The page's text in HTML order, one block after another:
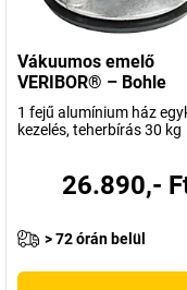
Vákuumos emelő
VERIBOR® – Bohle
1 fejű alumínium ház
kezelés, teherbírás 30 kg
26.890,-
> 72 órán belül